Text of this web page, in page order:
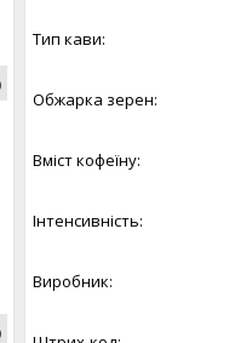
Тип кави:
Обжарка зерен:
Вміст кофеїну:
Інтенсивність:
Виробник: